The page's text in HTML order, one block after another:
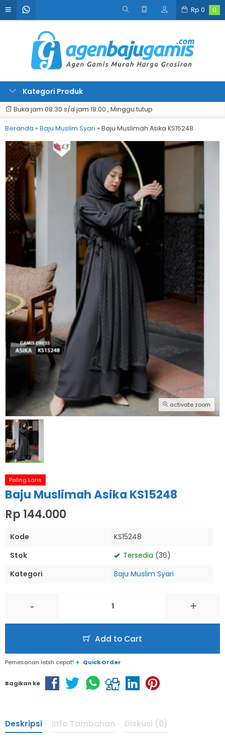
Rp 0 0
Kategori Produk
Buka jam 08.30 s/d jam 18.00 , Minggu tutup
Beranda » Baju Muslim Syari » Baju Muslimah Asika KS15248
activate zoom
Paling Laris
Baju Muslimah Asika KS15248
Rp 144.000
Kode
KS15248
Stok
Tersedia (36)
Kategori
Baju Muslim Syari
- +
Add to Cart
Pemesanan lebih cepat! Quick Order
Bagikan ke
Deskripsi Info Tambahan Diskusi (0)